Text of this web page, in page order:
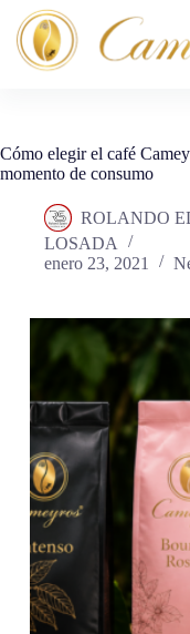
Saltar
contenido
Cómo elegir el café
momento de consumo
ROLANDO
LOSADA
enero 23, 2021